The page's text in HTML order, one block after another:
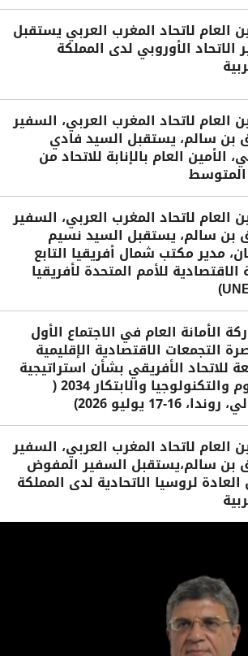
العام لاتحاد المغرب العربي يستقبل
الاتحاد الأوروبي لدى المملكة
العام لاتحاد المغرب العربي، السفير
بن سالم، يستقبل السيد فادي
الأمين العام بالإنابة للاتحاد من
العام لاتحاد المغرب العربي، السفير
بن سالم، يستقبل السيد نسيم
مدير مكتب شمال أفريقيا التابع
الاقتصادية للأمم المتحدة لأفريقيا
الأمانة العام في الاجتماع الأول
التجمعات الاقتصادية الإقليمية
للاتحاد الأفريقي بشأن استراتيجية
العلوم والتكنولوجيا والابتكار 2034 (
16-17 يوليو 2026)
العام لاتحاد المغرب العربي، السفير
بن سالم،يستقبل السفير المفوض
لروسيا الاتحادية لدى المملكة